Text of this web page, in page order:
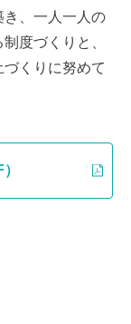
き、一人一人の
度づくりと、
くりに努めて